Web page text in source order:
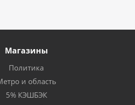
Магазины
Политика
и область
5% КЭШБЭК